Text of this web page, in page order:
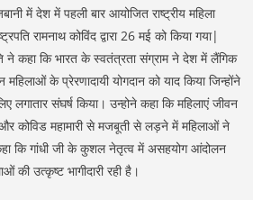
में देश में पहली बार आयोजित राष्ट्रीय महिला
रामनाथ कोविंद द्वारा 26 मई को किया गया|
ने कहा कि भारत के स्वतंत्रता संग्राम ने देश में लैंगिक
के प्रेरणादायी योगदान को याद किया जिन्होंने
लगातार संघर्ष किया। उन्होने कहा कि महिलाएं जीवन
कोविड महामारी से मजबूती से लड़ने में महिलाओं ने
कि गांधी जी के कुशल नेतृत्व में असहयोग आंदोलन
की उत्‍कृष्‍ट भागीदारी रही है।